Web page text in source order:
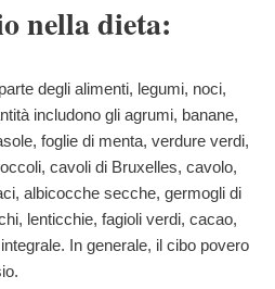
nella dieta:
degli alimenti, legumi, noci,
includono gli agrumi, banane,
foglie di menta, verdure verdi,
cavoli di Bruxelles, cavolo,
albicocche secche, germogli di
lenticchie, fagioli verdi, cacao,
In generale, il cibo povero